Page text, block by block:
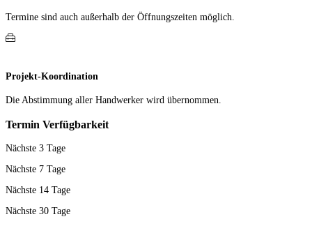
Termine sind auch außerhalb der Öffnungs­zeiten möglich.
Projekt-Koordination
Die Abstimmung aller Hand­werker wird übernommen.
Termin Verfügbarkeit
Nächste 3 Tage
Nächste 7 Tage
Nächste 14 Tage
Nächste 30 Tage